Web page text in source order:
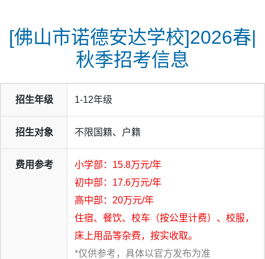
[佛山市诺德安达学校]2026春|
秋季招考信息
招生年级 1-12年级
招生对象 不限国籍、户籍
费用参考
小学部：15.8万元/年
初中部：17.6万元/年
高中部：20万元/年
住宿、餐饮、校车（按公里计费）、校服，
床上用品等杂费，按实收取。
*仅供参考，具体以官方发布为准